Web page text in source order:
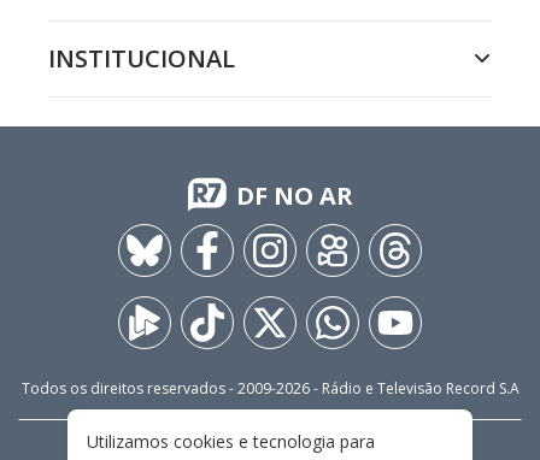
INSTITUCIONAL
DF NO AR
Todos os direitos reservados - 2009-2026- Rádio e Televisão Record S.A
PRIVACIDADE
Utilizamos cookies e tecnologia para